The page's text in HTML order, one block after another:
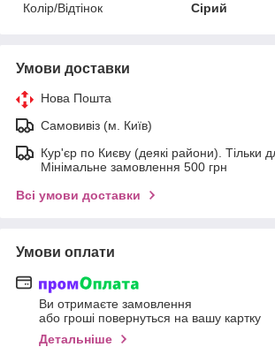
Колір/Відтінок
Сірий
Умови доставки
Нова Пошта
Самовивіз (м. Київ)
Кур'єр по Києву (деякі райони). Тільки
Мінімальне замовлення 500 грн
Всі умови доставки
Умови оплати
Ви отримаєте замовлення
або гроші повернуться на вашу картку
Детальніше